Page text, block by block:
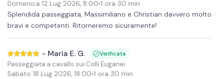
Domenica 12 Lug 2026, 8:00•1 ora 30 min
Splendida passeggiata, Massimiliano e Christian davvero molto
bravi e competenti. Ritorneremo sicuramente!
- Maria E. G. Verificata
Passeggiata a cavallo sui Colli Euganei
Sabato 18 Lug 2026, 18:00•1 ora 30 min